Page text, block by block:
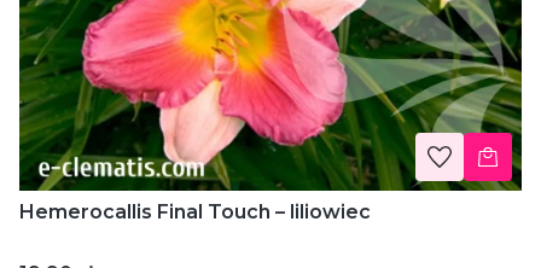
Hemerocallis Final Touch – liliowiec